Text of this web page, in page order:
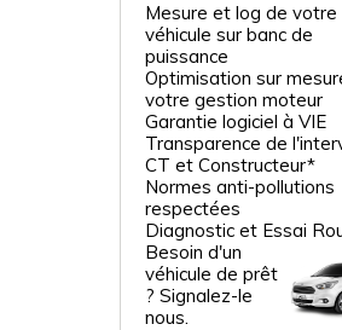
Mesure et log de votre
véhicule sur banc de
puissance
Optimisation sur
votre gestion moteur
Garantie logiciel à VIE
Transparence de
CT et Constructeur*
Normes anti-pollutions
respectées
Diagnostic et Essai
Besoin d'un
véhicule de prêt
? Signalez-le
nous.